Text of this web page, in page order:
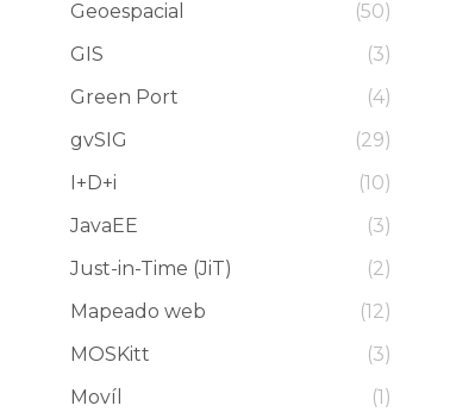
Geoespacial
(50)
GIS
(3)
Green Port
(4)
gvSIG
(29)
I+D+i
(10)
JavaEE
(3)
Just-in-Time (JiT)
(2)
Mapeado web
(12)
MOSKitt
(3)
Movíl
(1)